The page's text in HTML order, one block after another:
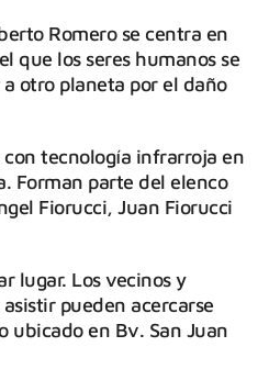
Romero se centra en
que los seres humanos se
otro planeta por el daño
tecnología infrarroja en
Forman parte del elenco
Fiorucci, Juan Fiorucci
lugar. Los vecinos y
pueden acercarse
ubicado en Bv. San Juan